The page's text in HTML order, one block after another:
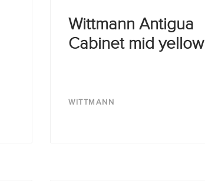
Wittmann Antigua
Cabinet mid yellow
WITTMANN